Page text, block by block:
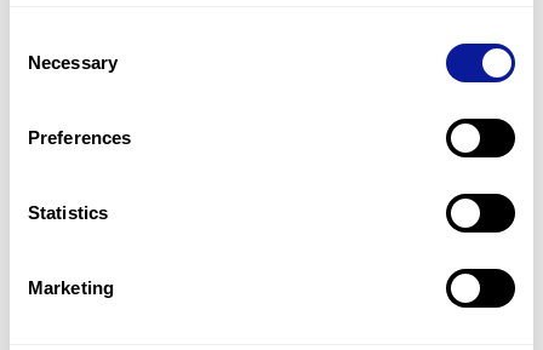
Selection
Necessary
Preferences
Statistics
Marketing
Gene browser
매달 뉴스레터를 통해 최신 블로그 포스트와 소식을 받아보세요.